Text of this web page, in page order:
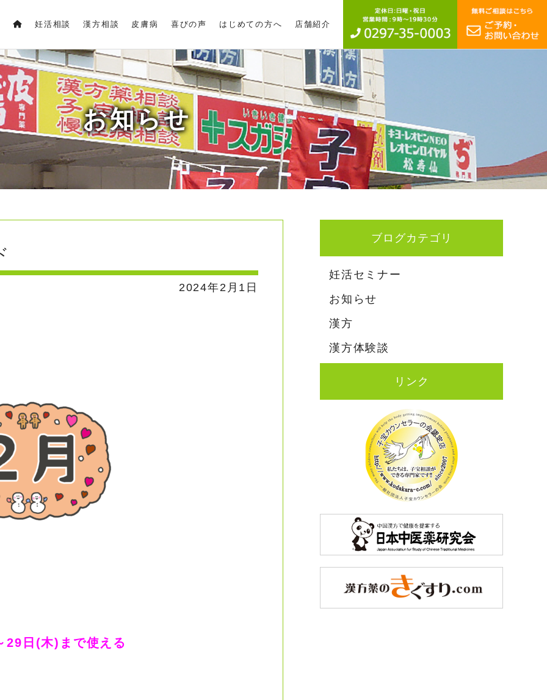
妊活相談 漢方相談 皮膚病 喜びの声 はじめての方へ 店舗紹介
お知らせ
2024年2月1日
29日(木)まで使える
ブログカテゴリ
妊活セミナー
お知らせ
漢方
漢方体験談
リンク